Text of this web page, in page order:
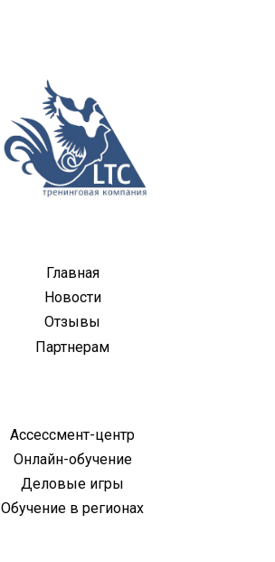
Главная
Новости
Отзывы
Партнерам
Ассессмент-центр
Онлайн-обучение
Деловые игры
Обучение в регионах